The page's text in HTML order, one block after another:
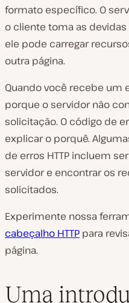
formato específico. O
o cliente toma as
ele pode carregar
outra página.
Quando você recebe um
porque o servidor não
solicitação. O código de
explicar o porquê.
de erros HTTP incluem
servidor e encontrar os
solicitados.
Experimente nossa
cabeçalho HTTP para
página.
Uma